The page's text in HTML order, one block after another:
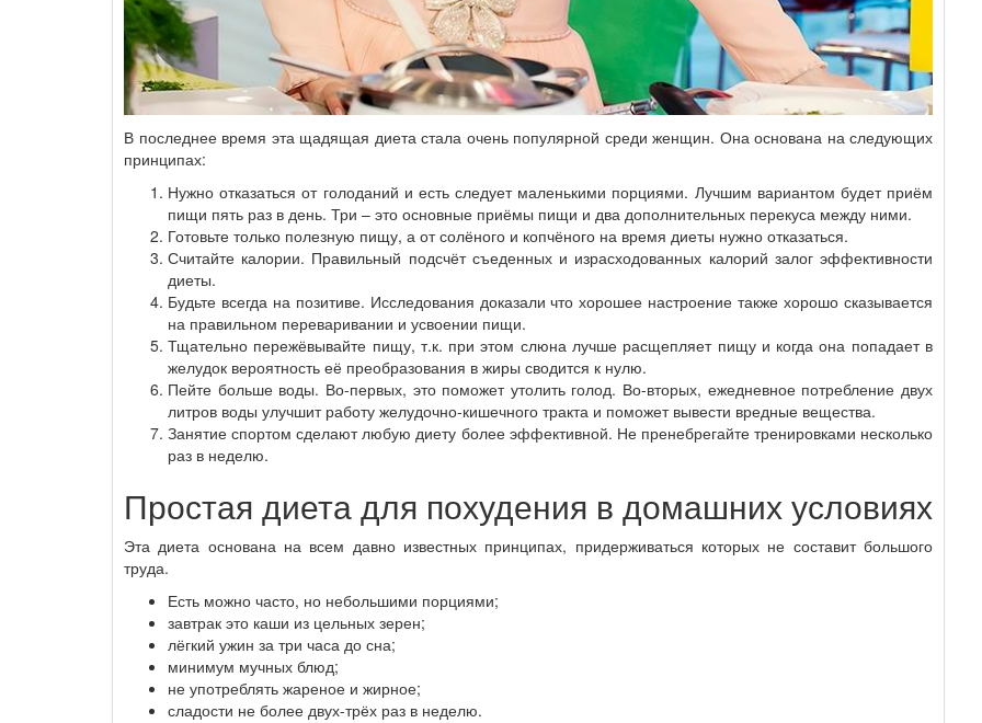
В последнее время эта щадящая диета стала очень популярной среди женщин. Она основана на следующих
принципах:
Нужно отказаться от голоданий и есть следует маленькими порциями. Лучшим вариантом будет приём
пищи пять раз в день. Три – это основные приёмы пищи и два дополнительных перекуса между ними.
Готовьте только полезную пищу, а от солёного и копчёного на время диеты нужно отказаться.
Считайте калории. Правильный подсчёт съеденных и израсходованных калорий залог эффективности
диеты.
Будьте всегда на позитиве. Исследования доказали что хорошее настроение также хорошо сказывается
на правильном переваривании и усвоении пищи.
Тщательно пережёвывайте пищу, т.к. при этом слюна лучше расщепляет пищу и когда она попадает в
желудок вероятность её преобразования в жиры сводится к нулю.
Пейте больше воды. Во-первых, это поможет утолить голод. Во-вторых, ежедневное потребление двух
литров воды улучшит работу желудочно-кишечного тракта и поможет вывести вредные вещества.
Занятие спортом сделают любую диету более эффективной. Не пренебрегайте тренировками несколько
раз в неделю.
Простая диета для похудения в домашних условиях
Эта диета основана на всем давно известных принципах, придерживаться которых не составит большого
труда.
Есть можно часто, но небольшими порциями;
завтрак это каши из цельных зерен;
лёгкий ужин за три часа до сна;
минимум мучных блюд;
не употреблять жареное и жирное;
сладости не более двух-трёх раз в неделю.